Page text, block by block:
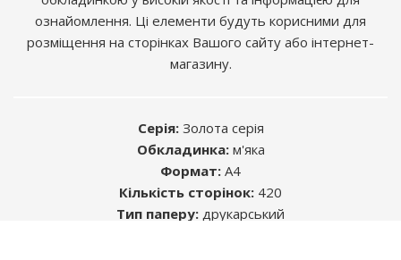
Розміщуючи рекламу в книгах, Ви знаходите
ознайомлення. Ці елементи будуть корисними для
розміщення на сторінках Вашого сайту або інтернет-
магазину.
Серія:Золота серія
Обкладинка:м'яка
Формат: А4
Кількість сторінок: 420
Тип паперу: друкарський